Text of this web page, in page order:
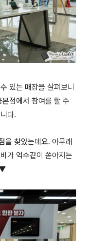
있는 매장을 살펴보니
점에서 참여를 할 수
다.
을 찾았는데요. 아무래
가 억수같이 쏟아지는
▼